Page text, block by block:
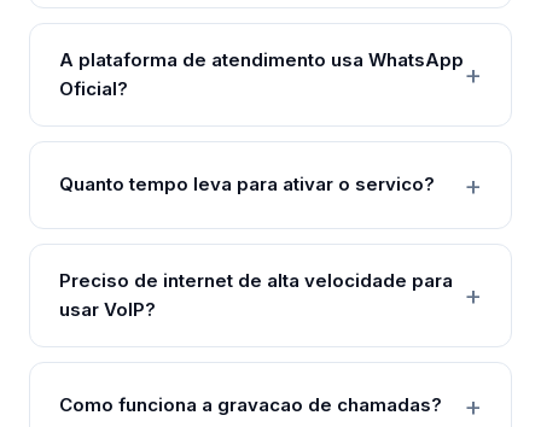
A plataforma de atendimento usa WhatsApp
Oficial?
Quanto tempo leva para ativar o servico?
Preciso de internet de alta velocidade para
usar VoIP?
Como funciona a gravacao de chamadas?